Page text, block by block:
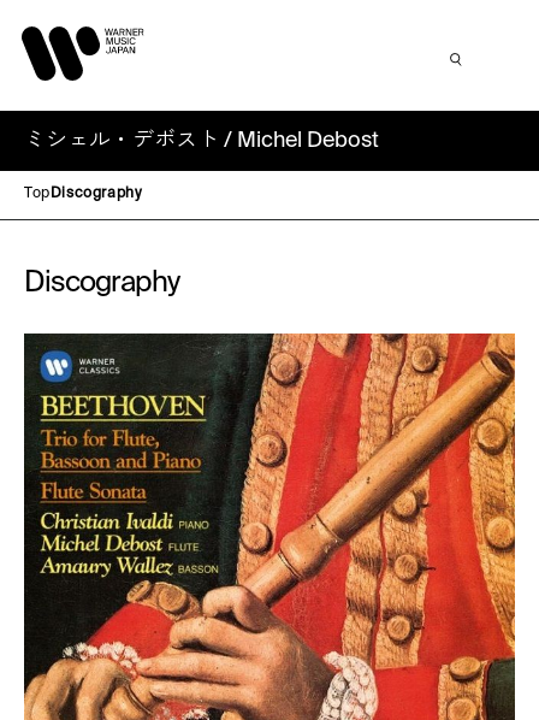
ミシェル・デボスト / Michel Debost
Top Discography
Discography